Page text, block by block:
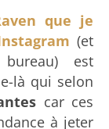
que je
(et
est
là qui selon
car ces
à jeter